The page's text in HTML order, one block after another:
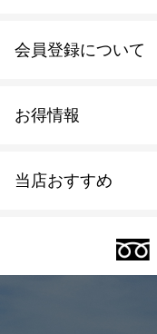
当店おすすめ
式部の香りシリーズ
お得情報
会員登録について
会員規約について